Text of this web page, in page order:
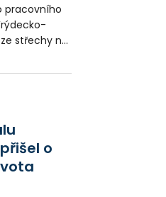
pracovního
střechy na
vrtulník.
o